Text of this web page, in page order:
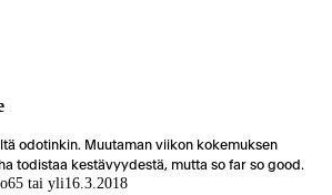
odotinkin. Muutaman viikon kokemuksen
todistaa kestävyydestä, mutta so far so good.
65 tai yli16.3.2018